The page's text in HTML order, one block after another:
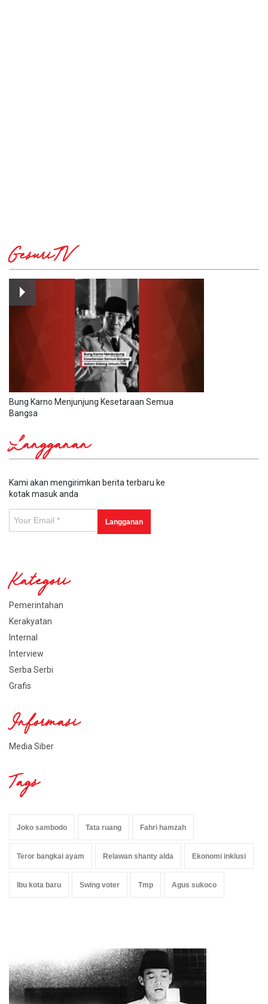
GesuriTV
Bung Karno Menjunjung Kesetaraan Semua
Bangsa
Langganan
Kami akan mengirimkan berita terbaru ke
kotak masuk anda
Kategori
Pemerintahan
Kerakyatan
Internal
Interview
Serba Serbi
Grafis
Informasi
Media Siber
Tags
Joko sambodo Tata ruang Fahri hamzah
Teror bangkai ayam Relawan shanty alda Ekonomi inklusi
Ibu kota baru Swing voter Tmp Agus sukoco